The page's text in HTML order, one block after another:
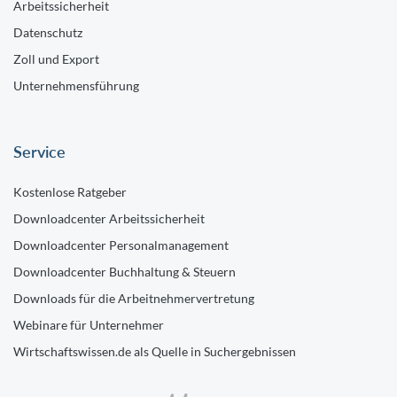
Arbeitssicherheit
Datenschutz
Zoll und Export
Unternehmensführung
Service
Kostenlose Ratgeber
Downloadcenter Arbeitssicherheit
Downloadcenter Personalmanagement
Downloadcenter Buchhaltung & Steuern
Downloads für die Arbeitnehmervertretung
Webinare für Unternehmer
Wirtschaftswissen.de als Quelle in Suchergebnissen